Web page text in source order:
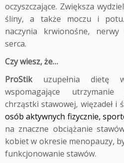
oczyszczające. Zwiększa
śliny, a także moczu i potu.
naczynia krwionośne,
serca.
Czy wiesz, że…
ProStik
uzupełnia dietę
wspomagające
chrząstki stawowej, więzadeł i
osób aktywnych fizycznie,
na znaczne obciążanie
kobiet w okresie menopauzy,
funkcjonowanie stawów.